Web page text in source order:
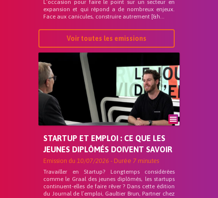
L’occasion pour faire le point sur un secteur en
expansion et qui répond a de nombreux enjeux.
Face aux canicules, construire autrement [&h...
Voir toutes les emissions
STARTUP ET EMPLOI : CE QUE LES
JEUNES DIPLÔMÉS DOIVENT SAVOIR
Emission du 10/07/2026 - Durée 7 minutes
Travailler en Startup? Longtemps considérées
comme le Graal des jeunes diplômés, les startups
continuent-elles de faire rêver ? Dans cette édition
du Journal de l’emploi, Gaultier Brun, Partner chez